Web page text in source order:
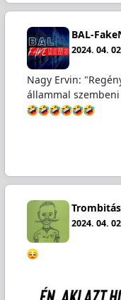
BAL-
2024. 04.
Nagy Ervin:
állammal
2024. 04.